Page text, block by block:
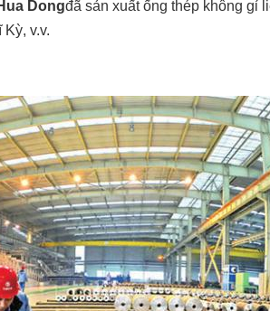
Dongđã sản xuất ống thép không gỉ
v.v.